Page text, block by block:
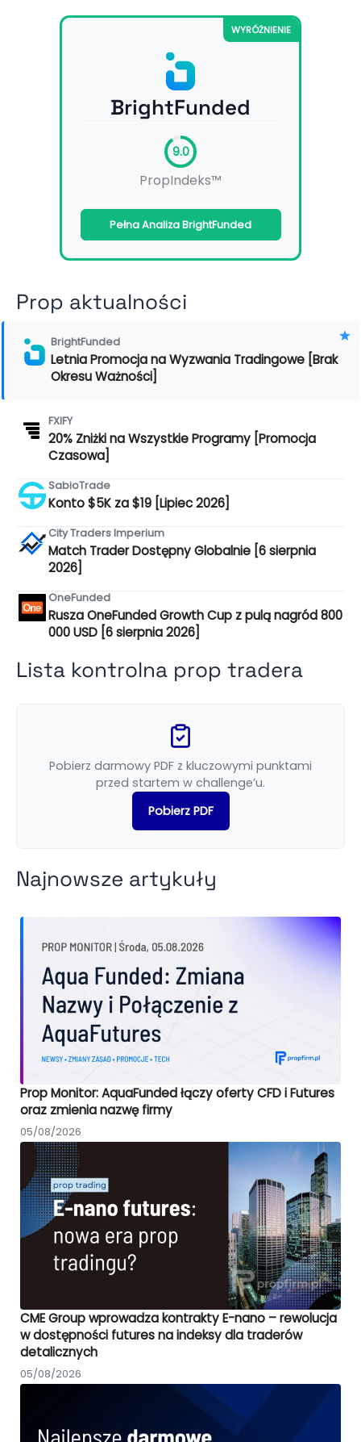
WYRÓŻNIENIE
BrightFunded
9.0
PropIndeks™
Pełna Analiza BrightFunded
Prop aktualności
BrightFunded
Letnia Promocja na Wyzwania Tradingowe [Brak
Okresu Ważności]
FXIFY
20% Zniżki na Wszystkie Programy [Promocja
Czasowa]
SabioTrade
Konto $5K za $19 [Lipiec 2026]
City Traders Imperium
Match Trader Dostępny Globalnie [6 sierpnia
2026]
OneFunded
Rusza OneFunded Growth Cup z pulą nagród 800
000 USD [6 sierpnia 2026]
Lista kontrolna prop tradera
Pobierz darmowy PDF z kluczowymi punktami
przed startem w challenge’u.
Pobierz PDF
Najnowsze artykuły
Prop Monitor: AquaFunded łączy oferty CFD i Futures
oraz zmienia nazwę firmy
05/08/2026
CME Group wprowadza kontrakty E-nano – rewolucja
w dostępności futures na indeksy dla traderów
detalicznych
05/08/2026